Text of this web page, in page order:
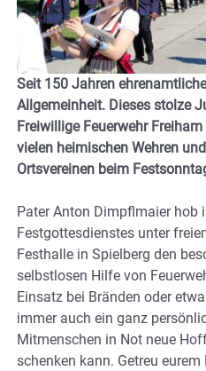
Seit 150 Jahren
Allgemeinheit. Dieses stolze
Freiwillige Feuerwehr
vielen heimischen Wehren
Ortsvereinen beim
Pater Anton Dimpflmaier hob
Festgottesdienstes unter
Festhalle in Spielberg den
selbstlosen Hilfe von
Einsatz bei Bränden oder
immer auch ein ganz
Mitmenschen in Not neue
schenken kann. Getreu eurem